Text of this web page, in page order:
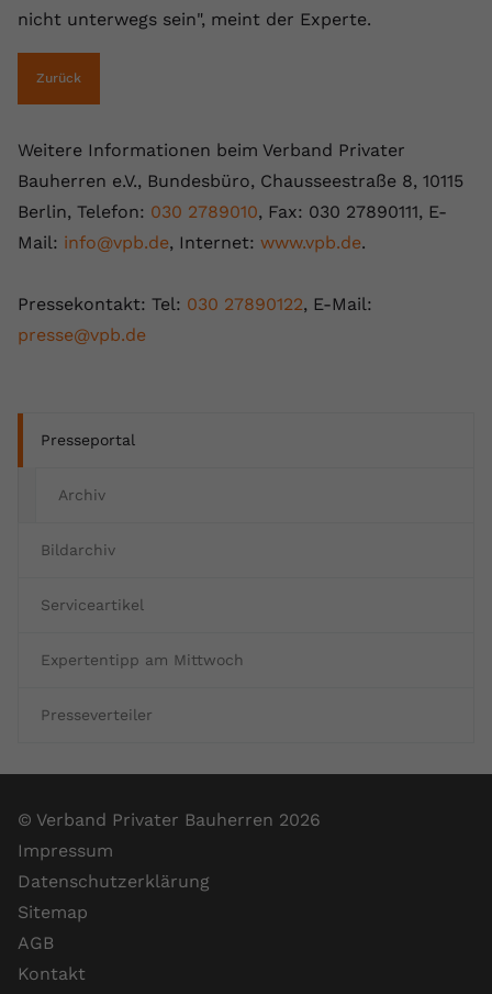
Presseportal
Archiv
Bildarchiv
Serviceartikel
Expertentipp am Mittwoch
Presseverteiler
nicht unterwegs sein", meint der Experte.
Zurück
Weitere Informationen beim Verband Privater
Bauherren e.V., Bundesbüro, Chausseestraße 8, 10115
Berlin, Telefon: 030 2789010, Fax: 030 27890111, E-
Mail: info@vpb.de, Internet: www.vpb.de.
Pressekontakt: Tel: 030 27890122, E-Mail:
presse@vpb.de
© Verband Privater Bauherren 2026
Impressum
Datenschutzerklärung
Sitemap
AGB
Kontakt